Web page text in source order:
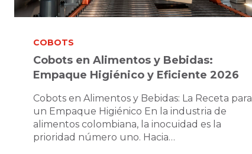
COBOTS
Cobots en Alimentos y Bebidas:
Empaque Higiénico y Eficiente 2026
Cobots en Alimentos y Bebidas: La Receta para
un Empaque Higiénico En la industria de
alimentos colombiana, la inocuidad es la
prioridad número uno. Hacia…